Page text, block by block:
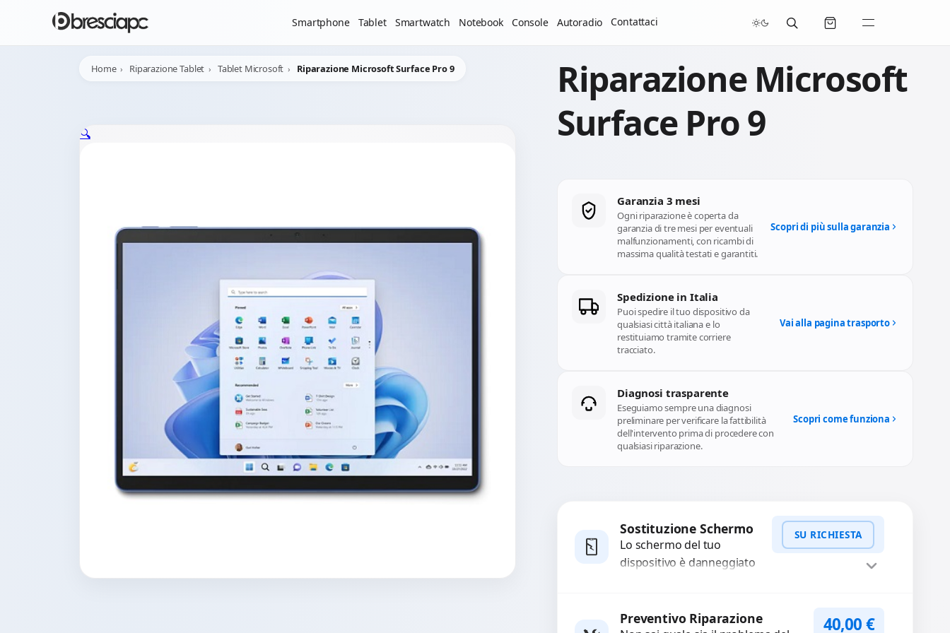
Smartphone Tablet Smartwatch Notebook Console Autoradio Contattaci
Home Riparazione Tablet Tablet Microsoft Riparazione Microsoft Surface Pro 9
🔍
Riparazione Microsoft
Surface Pro 9
Garanzia 3 mesi
Ogni riparazione è coperta da
garanzia di tre mesi per eventuali
malfunzionamenti, con ricambi di
massima qualità testati e garantiti.
Scopri di più sulla garanzia
Spedizione in Italia
Puoi spedire il tuo dispositivo da
qualsiasi città italiana e lo
restituiamo tramite corriere
tracciato.
Vai alla pagina trasporto
Diagnosi trasparente
Eseguiamo sempre una diagnosi
preliminare per verificare la fattibilità
dell'intervento prima di procedere con
qualsiasi riparazione.
Scopri come funziona
Sostituzione Schermo
Lo schermo del tuo
dispositivo è danneggiato
pixel morti? Sostituiamo
SU RICHIESTA
Richiedi Preventivo
Preventivo Riparazione 40,00€